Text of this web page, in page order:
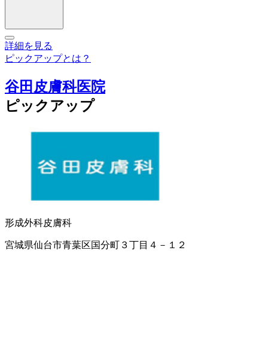
詳細を見る
ピックアップとは？
谷田皮膚科医院
ピックアップ
形成外科皮膚科
宮城県仙台市青葉区国分町３丁目４－１２